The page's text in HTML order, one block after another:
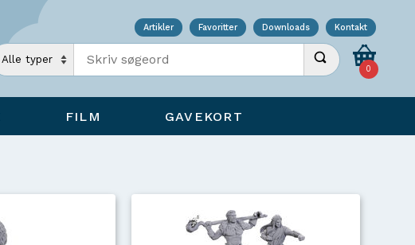
Artikler Favoritter Downloads Kontakt
Indtast søgeord Udfør søgning
0
FILM GAVEKORT